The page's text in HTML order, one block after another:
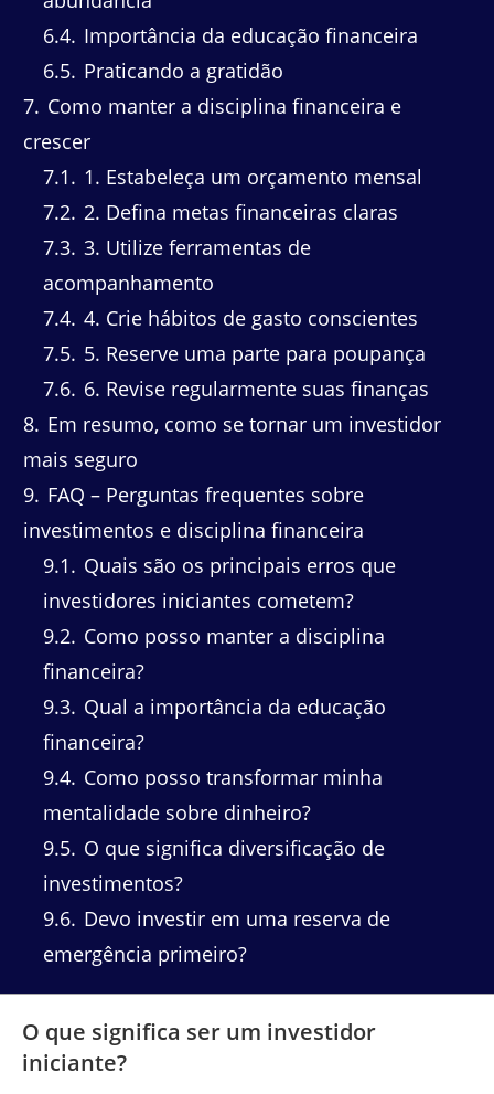
6.4 Importância da educação financeira
6.5 Praticando a gratidão
7 Como manter a disciplina financeira e
crescer
7.1
1. Estabeleça um orçamento mensal
7.2 2. Defina metas financeiras claras
7.3 3. Utilize ferramentas de
acompanhamento
7.4 4. Crie hábitos de gasto conscientes
7.5 5. Reserve uma parte para poupança
7.6 6. Revise regularmente suas finanças
8 Em resumo, como se tornar um investidor
mais seguro
9 FAQ – Perguntas frequentes sobre
investimentos e disciplina financeira
9.1
Quais são os principais erros que
investidores iniciantes cometem?
9.2 Como posso manter a disciplina
financeira?
9.3 Qual a importância da educação
financeira?
9.4 Como posso transformar minha
mentalidade sobre dinheiro?
9.5 O que significa diversificação de
investimentos?
9.6 Devo investir em uma reserva de
emergência primeiro?
O que significa ser um investidor
iniciante?